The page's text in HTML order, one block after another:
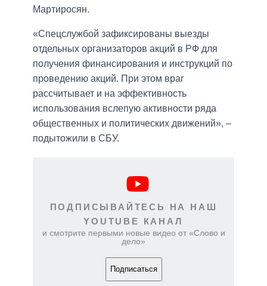
Мартиросян.
«Спецслужбой зафиксированы выезды
отдельных организаторов акций в РФ для
получения финансирования и инструкций по
проведению акций. При этом враг
рассчитывает и на эффективность
использования вслепую активности ряда
общественных и политических движений», –
подытожили в СБУ.
ПОДПИСЫВАЙТЕСЬ НА НАШ
YOUTUBE КАНАЛ
и смотрите первыми новые видео от «Слово и
дело»
Подписаться